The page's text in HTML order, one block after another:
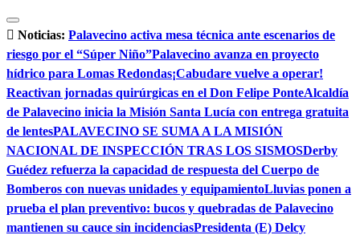
Saltar
al
contenido
Noticias: Palavecino activa mesa técnica ante escenarios de
riesgo por el “Súper Niño”Palavecino avanza en proyecto
hídrico para Lomas Redondas¡Cabudare vuelve a operar!
Reactivan jornadas quirúrgicas en el Don Felipe PonteAlcaldía
de Palavecino inicia la Misión Santa Lucía con entrega gratuita
de lentesPALAVECINO SE SUMA A LA MISIÓN
NACIONAL DE INSPECCIÓN TRAS LOS SISMOSDerby
Guédez refuerza la capacidad de respuesta del Cuerpo de
Bomberos con nuevas unidades y equipamientoLluvias ponen a
prueba el plan preventivo: bucos y quebradas de Palavecino
mantienen su cauce sin incidenciasPresidenta (E) Delcy